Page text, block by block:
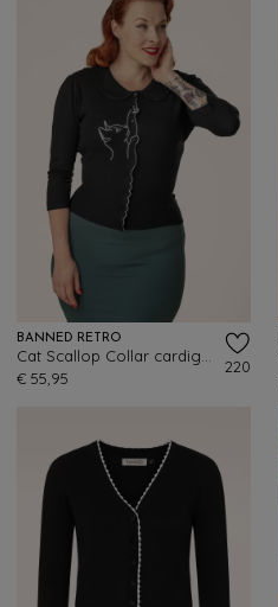
BANNED RETRO
€ 55,95
220